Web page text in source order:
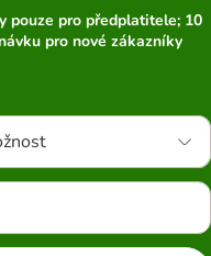
pouze pro předplatitele; 10
pro nové zákazníky